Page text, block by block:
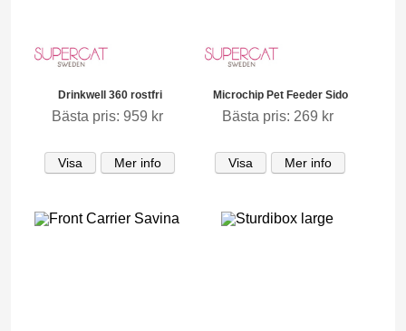
Drinkwell 360 rostfri
Bästa pris: 959 kr
Visa Mer info
Microchip Pet Feeder Sido
Bästa pris: 269 kr
Visa Mer info